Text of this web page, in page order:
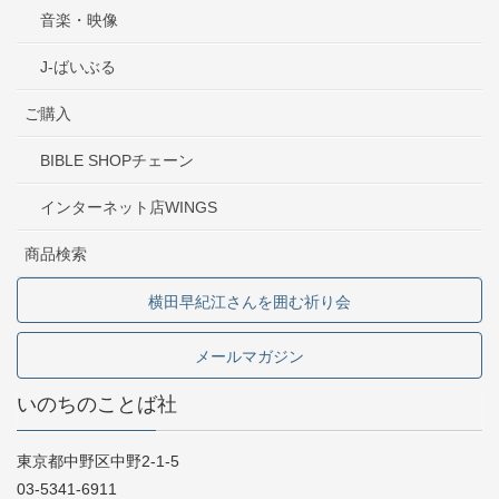
音楽・映像
J-ばいぶる
ご購入
BIBLE SHOPチェーン
インターネット店WINGS
商品検索
横田早紀江さんを囲む祈り会
メールマガジン
いのちのことば社
東京都中野区中野2-1-5
03-5341-6911